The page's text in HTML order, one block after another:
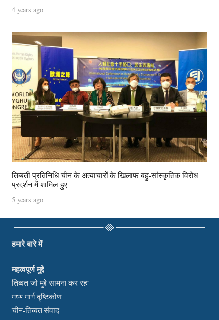
4 years ago
तिब्बती प्रतिनिधि चीन के अत्याचारों के खिलाफ बहु-सांस्कृतिक विरोध
प्रदर्शन में शामिल हुए
5 years ago
हमारे बारे में
महत्वपूर्ण मुद्दे
तिब्बत जो मुद्दे सामना कर रहा
मध्य मार्ग दृष्टिकोण
चीन-तिब्बत संवाद